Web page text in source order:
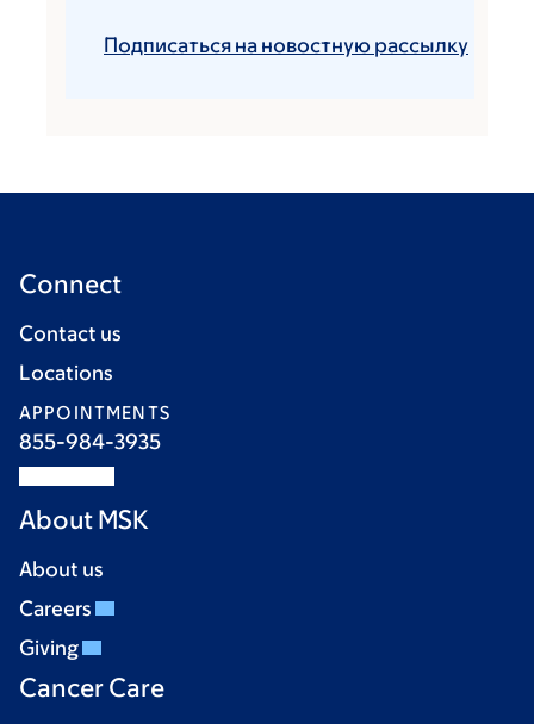
Подписаться на новостную рассылку
Connect
Contact us
Locations
APPOINTMENTS
855-984-3935
About MSK
About us
Careers
Giving
Cancer Care